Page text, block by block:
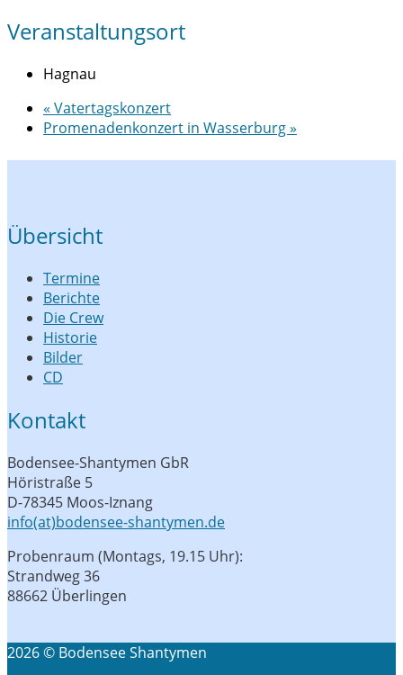
Veranstaltungsort
Hagnau
« Vatertagskonzert
Promenadenkonzert in Wasserburg»
Übersicht
Termine
Berichte
Die Crew
Historie
Bilder
CD
Kontakt
Bodensee-Shantymen GbR
Höristraße 5
D-78345 Moos-Iznang
info(at)bodensee-shantymen.de
Probenraum (Montags, 19.15 Uhr):
Strandweg 36
88662 Überlingen
2026 © Bodensee Shantymen